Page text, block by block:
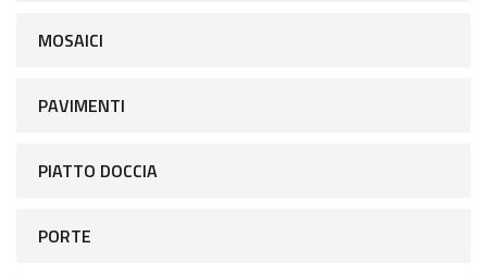
MOSAICI
PAVIMENTI
PIATTO DOCCIA
PORTE